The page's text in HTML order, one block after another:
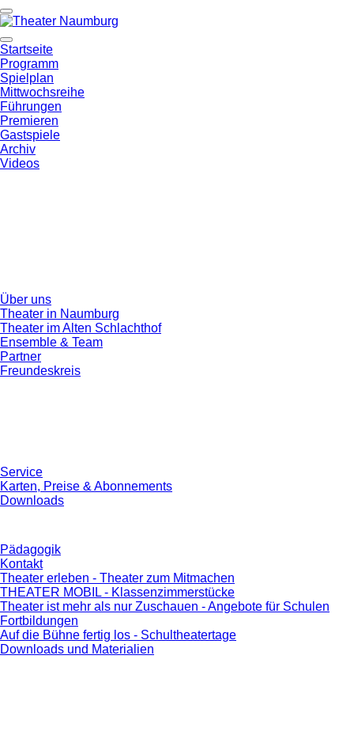
Startseite
Programm
Spielplan
Mittwochsreihe
Führungen
Premieren
Gastspiele
Archiv
Videos
Über uns
Theater in Naumburg
Theater im Alten Schlachthof
Ensemble & Team
Partner
Freundeskreis
Service
Karten, Preise & Abonnements
Downloads
Pädagogik
Kontakt
Theater erleben - Theater zum Mitmachen
THEATER MOBIL - Klassenzimmerstücke
Theater ist mehr als nur Zuschauen - Angebote für Schulen
Fortbildungen
Auf die Bühne fertig los - Schultheatertage
Downloads und Materialien